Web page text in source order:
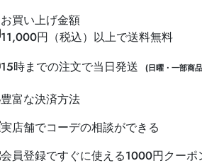
お買い上げ金額
11,000円（税込）以上で送料無料
15時までの注文で当日発送
(日曜・一部商
豊富な決済方法
実店舗でコーデの相談ができる
会員登録ですぐに使える1000円クーポ